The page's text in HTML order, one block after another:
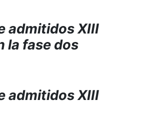
admitidos XIII
la fase dos
admitidos XIII